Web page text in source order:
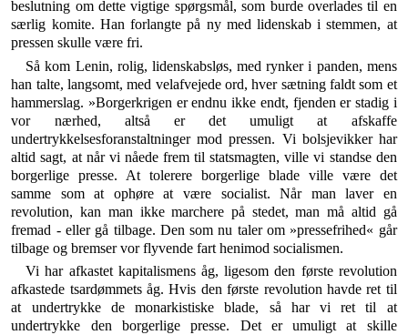
beslutning om dette vigtige spørgsmål, som burde overlades til en
særlig komite. Han forlangte på ny med lidenskab i stemmen, at
pressen skulle være fri.
Så kom Lenin, rolig, lidenskabsløs, med rynker i panden, mens
han talte, langsomt, med velafvejede ord, hver sætning faldt som et
hammerslag. »Borgerkrigen er endnu ikke endt, fjenden er stadig i
vor nærhed, alt­så er det umuligt at afskaffe
undertrykkelsesforanstalt­ninger mod pressen. Vi bolsjevikker har
altid sagt, at når vi nåede frem til statsmagten, ville vi standse den
borgerlige presse. At tolerere borgerlige blade ville være det
samme som at ophøre at være socialist. Når man la­ver en
revolution, kan man ikke marchere på stedet, man må altid gå
fremad - eller gå tilbage. Den som nu taler om »pressefrihed« går
tilbage og bremser vor fly­vende fart henimod socialismen.
Vi har afkastet kapitalismens åg, ligesom den første revolution
afkastede tsardømmets åg. Hvis den første revolution havde ret til
at undertrykke de monarkisti­ske blade, så har vi ret til at
undertrykke den borger­lige presse. Det er umuligt at skille